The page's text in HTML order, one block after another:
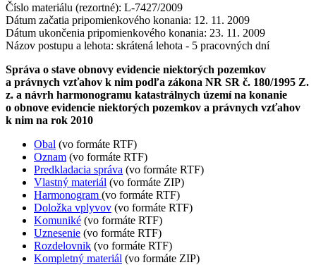
Číslo materiálu (rezortné): L-7427/2009
Dátum začatia pripomienkového konania: 12. 11. 2009
Dátum ukončenia pripomienkového konania: 23. 11. 2009
Názov postupu a lehota: skrátená lehota - 5 pracovných dní
Správa o stave obnovy evidencie niektorých pozemkov
a právnych vzťahov k nim podľa zákona NR SR č. 180/1995 Z.
z. a návrh harmonogramu katastrálnych území na konanie
o obnove evidencie niektorých pozemkov a právnych vzťahov
k nim na rok 2010
Obal (vo formáte RTF)
Oznam (vo formáte RTF)
Predkladacia správa (vo formáte RTF)
Vlastný materiál (vo formáte ZIP)
Harmonogram (vo formáte RTF)
Doložka vplyvov (vo formáte RTF)
Komuniké (vo formáte RTF)
Uznesenie (vo formáte RTF)
Rozdelovnik (vo formáte RTF)
Kompletný materiál (vo formáte ZIP)